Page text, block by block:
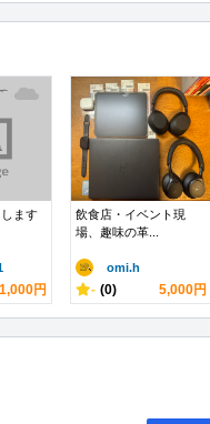
ます
1,000円
飲食店・イベント現
場、趣味の革...
omi.h
- (0) 5,000円